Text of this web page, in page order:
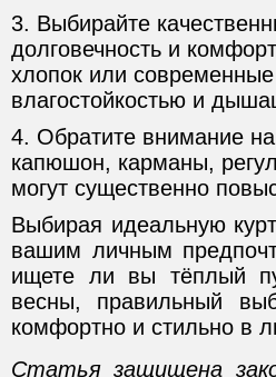
3. Выбирайте
долговечность и
хлопок или
влагостойкостью и
4. Обратите внимание
капюшон, карманы,
могут существенно
Выбирая идеальную
вашим личным
ищете ли вы тёплый
весны, правильный
комфортно и стильно в
Статья защищена